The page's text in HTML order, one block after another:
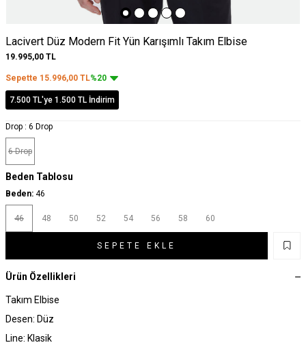
Lacivert Düz Modern Fit Yün Karışımlı Takım Elbise
19.995,00 TL
Sepette 15.996,00 TL%20
7.500 TL'ye 1.500 TL İndirim
Drop : 6 Drop
6 Drop
Beden Tablosu
Beden: 46
46 48 50 52 54 56 58 60
SEPETE EKLE
Ürün Özellikleri
Takım Elbise
Desen: Düz
Line: Klasik